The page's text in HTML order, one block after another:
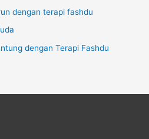
dengan terapi fashdu
dengan Terapi Fashdu